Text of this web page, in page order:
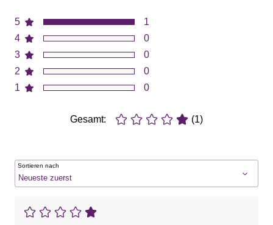
5
4
3
2
1
1
0
0
0
0
Gesamt: (1)
Sortieren nach